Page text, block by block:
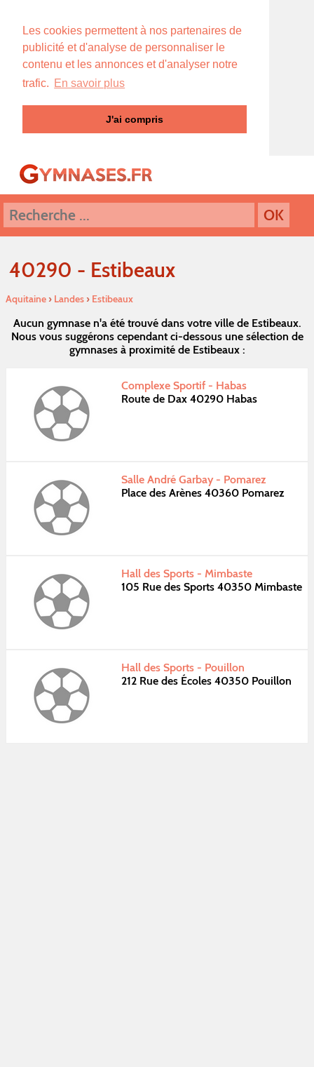
Les cookies permettent à nos partenaires de
publicité et d'analyse de personnaliser le
contenu et les annonces et d'analyser notre
trafic. En savoir plus
J'ai compris
40290 - Estibeaux
Aquitaine› Landes› Estibeaux
Aucun gymnase n'a été trouvé dans votre ville de Estibeaux.
Nous vous suggérons cependant ci-dessous une sélection de
gymnases à proximité de Estibeaux :
Complexe Sportif - Habas
Route de Dax 40290 Habas
Salle André Garbay - Pomarez
Place des Arènes 40360 Pomarez
Hall des Sports - Mimbaste
105 Rue des Sports 40350 Mimbaste
Hall des Sports - Pouillon
212 Rue des Écoles 40350 Pouillon